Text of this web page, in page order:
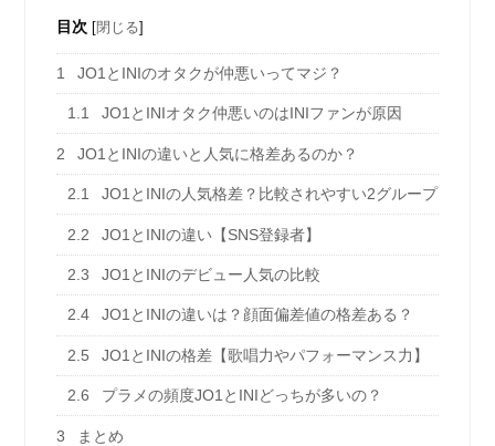
目次 [閉じる]
1 JO1とINIのオタクが仲悪いってマジ？
1.1 JO1とINIオタク仲悪いのはINIファンが原因
2 JO1とINIの違いと人気に格差あるのか？
2.1 JO1とINIの人気格差？比較されやすい2グループ
2.2 JO1とINIの違い【SNS登録者】
2.3 JO1とINIのデビュー人気の比較
2.4 JO1とINIの違いは？顔面偏差値の格差ある？
2.5 JO1とINIの格差【歌唱力やパフォーマンス力】
2.6 プラメの頻度JO1とINIどっちが多いの？
3 まとめ